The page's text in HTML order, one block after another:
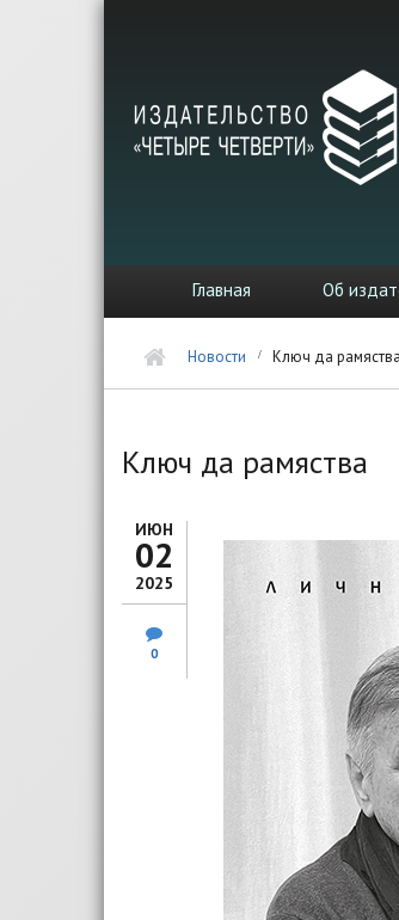
Главная Об
Новости Ключ да рамяства
Ключ да рамяства
ИЮН
02
2025
0